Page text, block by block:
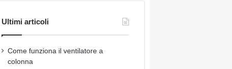
Ultimi articoli
Come funziona il ventilatore a
colonna